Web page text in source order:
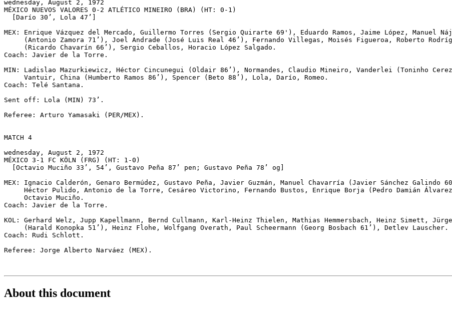
wednesday, August 2, 1972
MÉXICO NUEVOS VALORES 0-2 ATLÉTICO MINEIRO (BRA) (HT: 0-1)
  [Darío 30’, Lola 47’]
MEX: Enrique Vázquez del Mercado, Guillermo Torres (Sergio Quirarte 69'), Eduardo Ramos, Jaime López, Manuel
(Antonio Zamora 71’), Joel Andrade (José Luis Real 46’), Fernando Villegas, Moisés Figueroa, Roberto
     (Ricardo Chavarín 66’), Sergio Ceballos, Horacio López Salgado.
Coach: Javier de la Torre.
MIN: Ladislao Mazurkiewicz, Héctor Cincunegui (Oldair 86’), Normandes, Claudio Mineiro, Vanderlei (Toninho
     Vantuir, China (Humberto Ramos 86’), Spencer (Beto 88’), Lola, Darío, Romeo.
Coach: Telé Santana.
Sent off: Lola (MIN) 73’.
Referee: Arturo Yamasaki (PER/MEX).
MATCH 4
wednesday, August 2, 1972
MÉXICO 3-1 FC KÖLN (FRG) (HT: 1-0)
  [Octavio Muciño 33’, 54’, Gustavo Peña 87’ pen; Gustavo Peña 78’ og]
MEX: Ignacio Calderón, Genaro Bermúdez, Gustavo Peña, Javier Guzmán, Manuel Chavarría (Javier Sánchez Galindo
Héctor Pulido, Antonio de la Torre, Cesáreo Victorino, Fernando Bustos, Enrique Borja (Pedro Damián
     Octavio Muciño.
Coach: Javier de la Torre.
KOL: Gerhard Welz, Jupp Kapellmann, Bernd Cullmann, Karl-Heinz Thielen, Mathias Hemmersbach, Heinz Simett,
     (Harald Konopka 51’), Heinz Flohe, Wolfgang Overath, Paul Scheermann (Georg Bosbach 61’), Detlev Lauscher.
Coach: Rudi Schlott.
Referee: Jorge Alberto Narváez (MEX).
About this document